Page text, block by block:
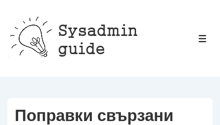
Прескачане
към
основното
Поправки свързани